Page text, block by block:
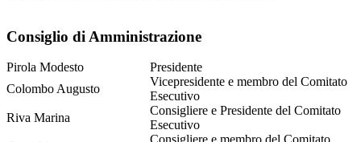
Consiglio di Amministrazione
Pirola Modesto
Presidente
Colombo Augusto
Vicepresidente e membro del Comitato
Esecutivo
Riva Marina
Consigliere e Presidente del Comitato
Esecutivo
Consigliere e membro del Comitato